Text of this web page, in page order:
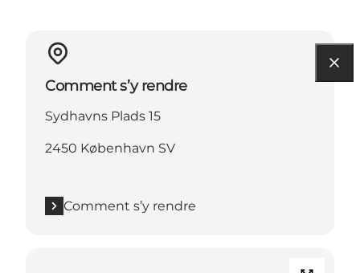
Comment s’y rendre
Sydhavns Plads 15
2450 København SV
Comment s’y rendre